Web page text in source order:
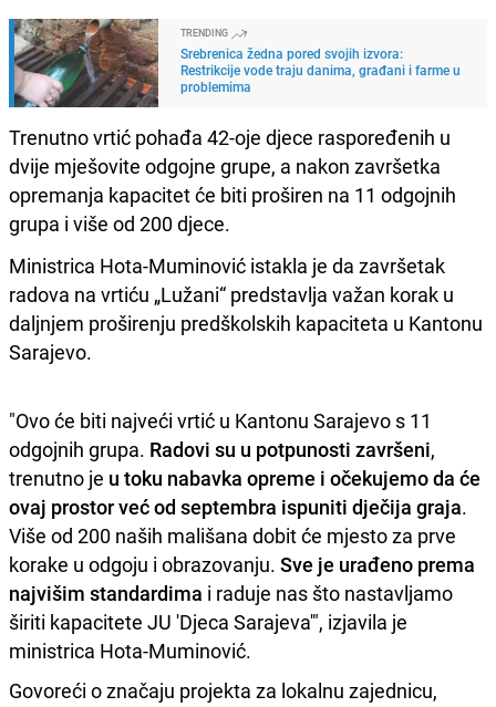
TRENDING
Srebrenica žedna pored svojih izvora:
Restrikcije vode traju danima, građani i farme u
problemima
Trenutno vrtić pohađa 42-oje djece raspoređenih u
dvije mješovite odgojne grupe, a nakon završetka
opremanja kapacitet će biti proširen na 11 odgojnih
grupa i više od 200 djece.
Ministrica Hota-Muminović istakla je da završetak
radova na vrtiću „Lužani“ predstavlja važan korak u
daljnjem proširenju predškolskih kapaciteta u Kantonu
Sarajevo.
"Ovo će biti najveći vrtić u Kantonu Sarajevo s 11
odgojnih grupa. Radovi su u potpunosti završeni,
trenutno je u toku nabavka opreme i očekujemo da će
ovaj prostor već od septembra ispuniti dječija graja.
Više od 200 naših mališana dobit će mjesto za prve
korake u odgoju i obrazovanju. Sve je urađeno prema
najvišim standardima i raduje nas što nastavljamo
širiti kapacitete JU 'Djeca Sarajeva'", izjavila je
ministrica Hota-Muminović.
Govoreći o značaju projekta za lokalnu zajednicu,